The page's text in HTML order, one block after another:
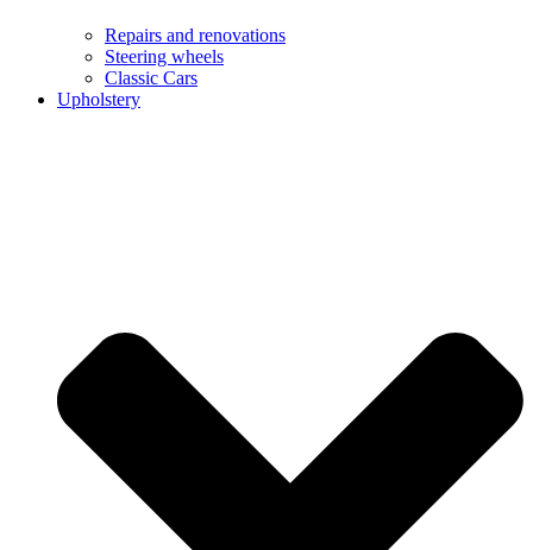
Repairs and renovations
Steering wheels
Classic Cars
Upholstery